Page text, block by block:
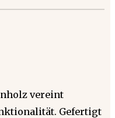
vereint
Gefertigt